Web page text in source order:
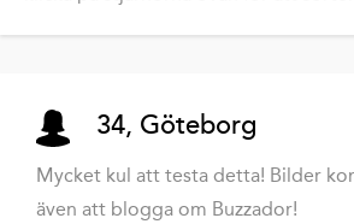
34, Göteborg
Mycket kul att testa detta! Bilder
även att blogga om Buzzador!